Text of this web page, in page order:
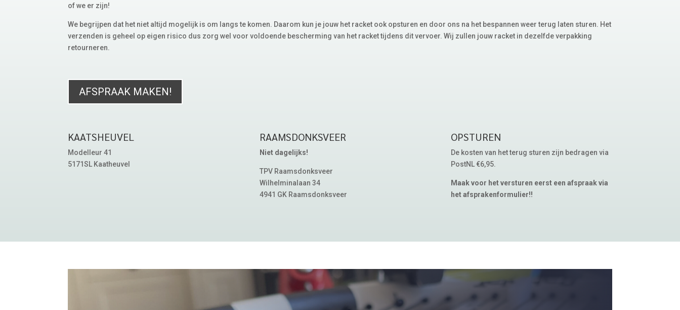
of we er zijn!
We begrijpen dat het niet altijd mogelijk is om langs te komen. Daarom kun je jouw het racket ook opsturen en door ons na het bespannen weer terug laten sturen. Het
verzenden is geheel op eigen risico dus zorg wel voor voldoende bescherming van het racket tijdens dit vervoer. Wij zullen jouw racket in dezelfde verpakking
retourneren.
AFSPRAAK MAKEN!
KAATSHEUVEL
Modelleur 41
5171SL Kaatheuvel
RAAMSDONKSVEER
Niet dagelijks!
TPV Raamsdonksveer
Wilhelminalaan 34
4941 GK Raamsdonksveer
OPSTUREN
De kosten van het terug sturen zijn bedragen via
PostNL €6,95.
Maak voor het versturen eerst een afspraak via
het afsprakenformulier!!